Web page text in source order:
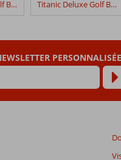
Titanic Deluxe Golf Belek Titanic Deluxe Golf Belek - Golf Package